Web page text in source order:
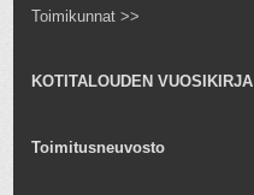
Toimikunnat >>
KOTITALOUDEN VUOSIKIRJA
Toimitusneuvosto